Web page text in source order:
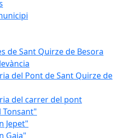
de Sant Quirze de Besora
del Pont de Sant Quirze de
del carrer del pont
Tonsant"
Jepet"
Gaja"